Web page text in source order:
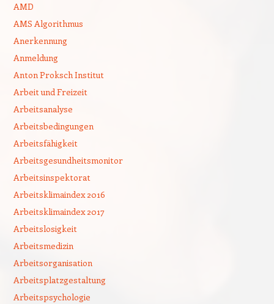
AMD
AMS Algorithmus
Anerkennung
Anmeldung
Anton Proksch Institut
Arbeit und Freizeit
Arbeitsanalyse
Arbeitsbedingungen
Arbeitsfähigkeit
Arbeitsgesundheitsmonitor
Arbeitsinspektorat
Arbeitsklimaindex 2016
Arbeitsklimaindex 2017
Arbeitslosigkeit
Arbeitsmedizin
Arbeitsorganisation
Arbeitsplatzgestaltung
Arbeitspsychologie